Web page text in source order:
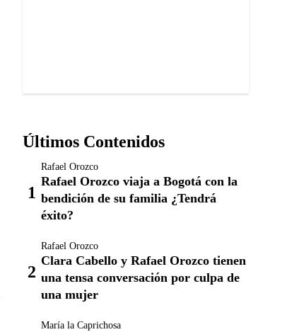
Últimos Contenidos
Rafael Orozco
Rafael Orozco viaja a Bogotá con la
bendición de su familia ¿Tendrá
éxito?
Rafael Orozco
Clara Cabello y Rafael Orozco tienen
una tensa conversación por culpa de
una mujer
María la Caprichosa